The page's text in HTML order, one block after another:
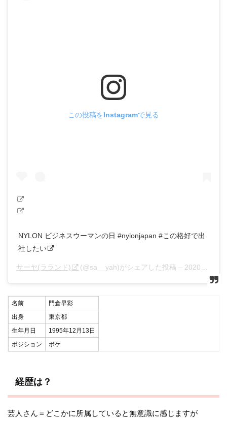
この投稿をInstagramで見る
NYLON ビジネスウーマンの日 #nylonjapan #この格好で出
社したい
サーヤ(ラランド) (@sa__yah)がシェアした投稿 – 2020年 9月月21日午前8時53分PDT
名前
門倉早彩
出身
東京都
生年月日
1995年12月13日
ポジション
ボケ
経歴は？
芸人さん＝どこかに所属していると無意識に感じますが